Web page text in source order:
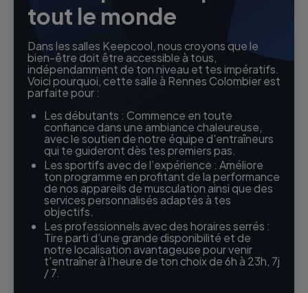
tout le monde
Dans les salles Keepcool, nous croyons que le
bien-être doit être accessible à tous,
indépendamment de ton niveau et tes impératifs.
Voici pourquoi, cette salle à Rennes Colombier est
parfaite pour :
Les débutants : Commence en toute
confiance dans une ambiance chaleureuse,
avec le soutien de notre équipe d'entraîneurs
qui te guideront dès tes premiers pas.
Les sportifs avec de l’expérience : Améliore
ton programme en profitant de la performance
de nos appareils de musculation ainsi que des
services personnalisés adaptés à tes
objectifs.
Les professionnels avec des horaires serrés :
Tire parti d’une grande disponibilité et de
notre localisation avantageuse pour venir
t'entraîner à l'heure de ton choix de 6h à 23h, 7j
/ 7.